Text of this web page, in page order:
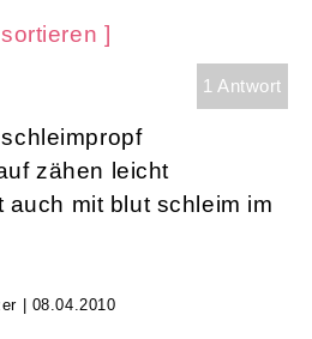
]
1 Antwort
zähen leicht
mit blut schleim im
| 08.04.2010